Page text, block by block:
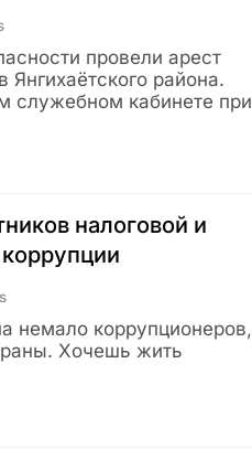
провели арест
Янгихаётского района.
служебном кабинете при
налоговой и
немало коррупционеров,
Хочешь жить